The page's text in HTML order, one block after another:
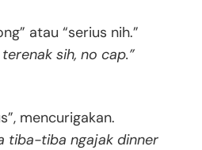
atau “serius nih.”
sih, no cap.”
mencurigakan.
tiba-tiba ngajak dinner